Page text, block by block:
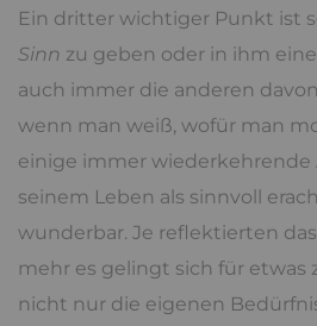
Ein dritter wichtiger Punkt ist
Sinn zu geben oder in ihm
auch immer die anderen
wenn man weiß, wofür man
einige immer wiederkehrende
seinem Leben als sinnvoll
wunderbar. Je reflektierten
mehr es gelingt sich für etwas
nicht nur die eigenen